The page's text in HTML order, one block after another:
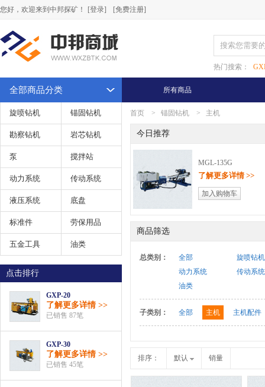
您好，欢迎来到中邦探矿！ [登录] [免费注册]
热门搜索：
全部商品分类 所有商品
旋喷钻机 锚固钻机
勘察钻机 岩芯钻机
泵 搅拌站
动力系统 传动系统
液压系统 底盘
标准件 劳保用品
五金工具 油类
点击排行
GXP-20
了解更多详情 >>
已销售 87笔
GXP-30
了解更多详情 >>
已销售 45笔
首页 > 锚固钻机 > 主机
今日推荐
MGL-135G
了解更多详情 >>
加入购物车
商品筛选
总类别： 全部
旋喷钻机
动力系统
传动系统
油类
子类别： 全部 主机 主机配件
排序： 默认 销量